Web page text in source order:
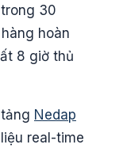
30
hoàn
8 giờ thủ
Nedap
real-time